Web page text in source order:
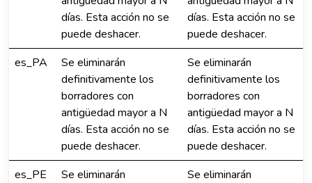
días. Esta acción no se
puede deshacer.
días. Esta acción no se
puede deshacer.
es_PA
Se eliminarán
definitivamente los
borradores con
antigüedad mayor a N
días. Esta acción no se
puede deshacer.
Se eliminarán
definitivamente los
borradores con
antigüedad mayor a N
días. Esta acción no se
puede deshacer.
es_PE
Se eliminarán
Se eliminarán